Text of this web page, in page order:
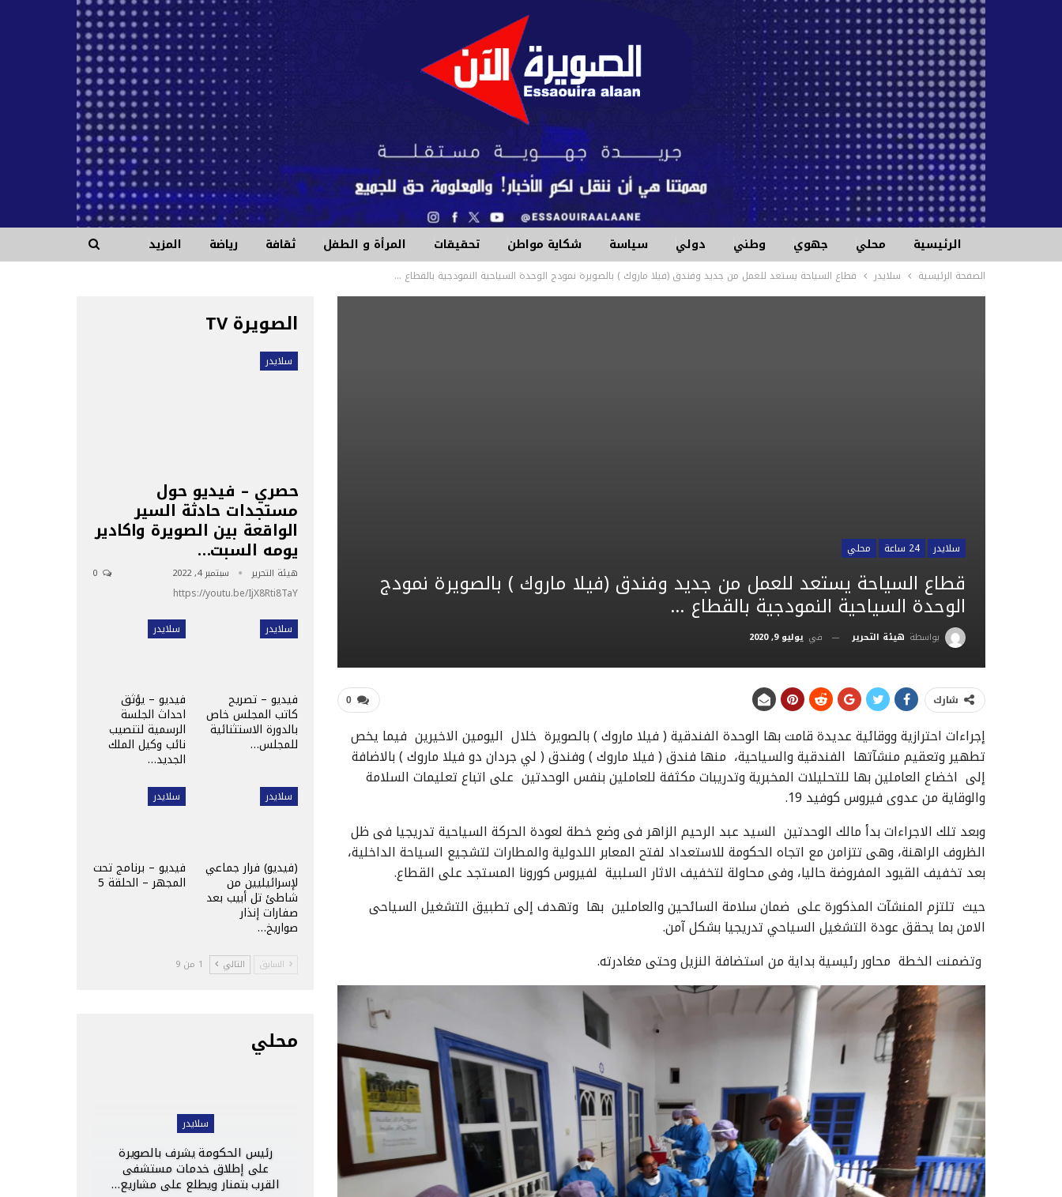
الرئيسية محلي جهوي وطني دولي سياسة شكاية مواطن تحقيقات المرأة و الطفل ثقافة رياضة المزيد
الصفحة الرئيسية سلايدر قطاع السياحة يستعد للعمل من جديد وفندق (فيلا ماروك ) بالصويرة نمودج الوحدة السياحية النمودجية بالقطاع …
سلايدر 24 ساعة محلي
قطاع السياحة يستعد للعمل من جديد وفندق (فيلا ماروك ) بالصويرة نمودج
الوحدة السياحية النمودجية بالقطاع …
بواسطة هيئة التحرير في يوليو 9, 2020
0 شارك
إجراءات احترازية ووقائية عديدة قامت بها الوحدة الفندقية ( فيلا ماروك ) بالصويرة خلال اليومين الاخيرين فيما يخص
تطهير وتعقيم منشآتها الفندقية والسياحية، منها فندق ( فيلا ماروك ) وفندق ( لي جردان دو فيلا ماروك ) بالاضافة
إلى اخضاع العاملين بها للتحليلات المخبرية وتدريبات مكثفة للعاملين بنفس الوحدتين على اتباع تعليمات السلامة
والوقاية من عدوى فيروس كوفيد 19
.
وبعد تلك الاجراءات بدأ مالك الوحدتين السيد عبد الرحيم الزاهر فى وضع خطة لعودة الحركة السياحية تدريجيا فى ظل
الظروف الراهنة، وهى تتزامن مع اتجاه الحكومة للاستعداد لفتح المعابر اللدولية والمطارات لتشجيع السياحة الداخلية،
بعد تخفيف القيود المفروضة حاليا، وفى محاولة لتخفيف الاثار السلبية لفيروس كورونا المستجد على القطاع.
حيث تلتزم المنشآت المذكورة على ضمان سلامة السائحين والعاملين بها وتهدف إلى تطبيق التشغيل السياحى
الامن بما يحقق عودة التشغيل السياحي تدريجيا بشكل آمن.
وتضمنت الخطة محاور رئيسية بداية من استضافة النزيل وحتى مغادرته.
الصويرة TV
سلايدر
حصري – فيديو حول
مستجدات حادثة السير
الواقعة بين الصويرة واكادير
يومه السبت…
هيئة التحرير سبتمبر 4, 2022
https://youtu.be/IjX8Rti8TaY
سلايدر
فيديو – تصريح
كاتب المجلس خاص
بالدورة الاستثنائية
للمجلس…
سلايدر
فيديو – يؤثق
احداث الجلسة
الرسمية لتنصيب
نائب وكيل الملك
الجديد…
سلايدر
(فيديو) فرار جماعي
لإسرائيليين من
شاطئ تل أبيب بعد
صفارات إنذار
صواريخ…
سلايدر
فيديو – برنامج تحت
المجهر – الحلقة 5
السابق التالي 1 من 9
محلي
سلايدر
رئيس الحكومة يشرف بالصويرة
على إطلاق خدمات مستشفى
القرب بتمنار ويطلع على مشاريع…